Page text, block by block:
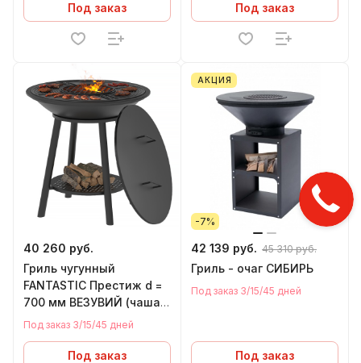
Под заказ Под заказ
40 260 руб.
Гриль чугунный
FANTASTIC Престиж d =
700 мм ВЕЗУВИЙ (чаша
+ подставка престиж +
Под заказ 3/15/45 дней
Под заказ
АКЦИЯ
-7%
42 139 руб. 45 310 руб.
Гриль - очаг СИБИРЬ
Под заказ 3/15/45 дней
Под заказ